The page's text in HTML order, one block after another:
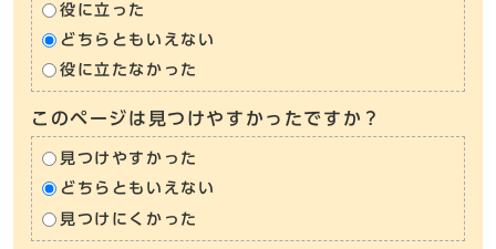
役に立った
どちらともいえない
役に立たなかった
このページは見つけやすかったですか？
見つけやすかった
どちらともいえない
見つけにくかった